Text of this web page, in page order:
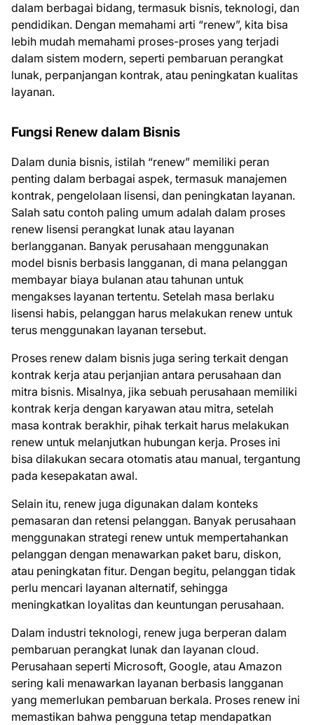
dalam berbagai bidang, termasuk bisnis, teknologi, dan
pendidikan. Dengan memahami arti “renew”, kita bisa
lebih mudah memahami proses-proses yang terjadi
dalam sistem modern, seperti pembaruan perangkat
lunak, perpanjangan kontrak, atau peningkatan kualitas
layanan.
Fungsi Renew dalam Bisnis
Dalam dunia bisnis, istilah “renew” memiliki peran
penting dalam berbagai aspek, termasuk manajemen
kontrak, pengelolaan lisensi, dan peningkatan layanan.
Salah satu contoh paling umum adalah dalam proses
renew lisensi perangkat lunak atau layanan
berlangganan. Banyak perusahaan menggunakan
model bisnis berbasis langganan, di mana pelanggan
membayar biaya bulanan atau tahunan untuk
mengakses layanan tertentu. Setelah masa berlaku
lisensi habis, pelanggan harus melakukan renew untuk
terus menggunakan layanan tersebut.
Proses renew dalam bisnis juga sering terkait dengan
kontrak kerja atau perjanjian antara perusahaan dan
mitra bisnis. Misalnya, jika sebuah perusahaan memiliki
kontrak kerja dengan karyawan atau mitra, setelah
masa kontrak berakhir, pihak terkait harus melakukan
renew untuk melanjutkan hubungan kerja. Proses ini
bisa dilakukan secara otomatis atau manual, tergantung
pada kesepakatan awal.
Selain itu, renew juga digunakan dalam konteks
pemasaran dan retensi pelanggan. Banyak perusahaan
menggunakan strategi renew untuk mempertahankan
pelanggan dengan menawarkan paket baru, diskon,
atau peningkatan fitur. Dengan begitu, pelanggan tidak
perlu mencari layanan alternatif, sehingga
meningkatkan loyalitas dan keuntungan perusahaan.
Dalam industri teknologi, renew juga berperan dalam
pembaruan perangkat lunak dan layanan cloud.
Perusahaan seperti Microsoft, Google, atau Amazon
sering kali menawarkan layanan berbasis langganan
yang memerlukan pembaruan berkala. Proses renew ini
memastikan bahwa pengguna tetap mendapatkan